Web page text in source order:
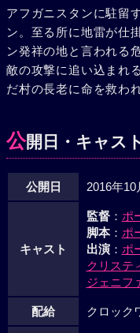
アフガニスタンに駐留
ン。至る所に地雷が仕
ン発祥の地と言われる
敵の攻撃に追い込まれ
だ村の長老に命を救われ
公開日・キャス
公開日 2016年10
キャスト
監督： ポ
脚本： ポ
出演： ポ
クリステ
ジェニフ
配給 クロック